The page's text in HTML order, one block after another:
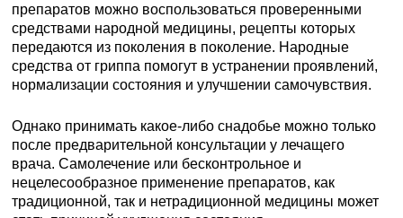
препаратов можно воспользоваться проверенными
средствами народной медицины, рецепты которых
передаются из поколения в поколение. Народные
средства от гриппа помогут в устранении проявлений,
нормализации состояния и улучшении самочувствия.
Однако принимать какое-либо снадобье можно только
после предварительной консультации у лечащего
врача. Самолечение или бесконтрольное и
нецелесообразное применение препаратов, как
традиционной, так и нетрадиционной медицины может